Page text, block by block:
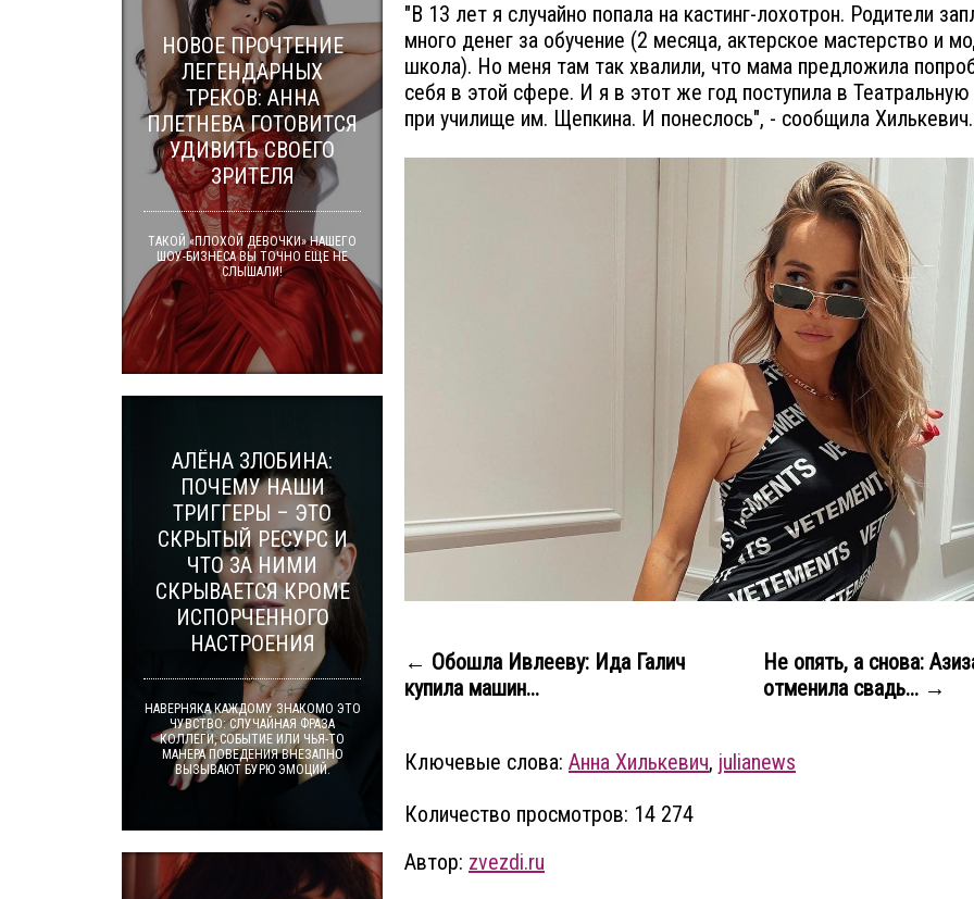
"В 13 лет я случайно попала на кастинг-лохотрон. Родители
много денег за обучение (2 месяца, актерское мастерство и
школа). Но меня там так хвалили, что мама предложила
себя в этой сфере. И я в этот же год поступила в
при училище им. Щепкина. И понеслось", - сообщила Хилькевич.
← Обошла Ивлееву: Ида Галич
купила машин...
Не опять, а снова:
отменила свадь... →
Ключевые слова: Анна Хилькевич, julianews
Количество просмотров: 14 274
Автор: zvezdi.ru
НОВОЕ ПРОЧТЕНИЕ
ЛЕГЕНДАРНЫХ
ТРЕКОВ: АННА
ПЛЕТНЕВА ГОТОВИТСЯ
УДИВИТЬ СВОЕГО
ЗРИТЕЛЯ
ТАКОЙ «ПЛОХОЙ ДЕВОЧКИ» НАШЕГО
ШОУ-БИЗНЕСА ВЫ ТОЧНО ЕЩЕ НЕ
СЛЫШАЛИ!
АЛЁНА ЗЛОБИНА:
ПОЧЕМУ НАШИ
ТРИГГЕРЫ – ЭТО
СКРЫТЫЙ РЕСУРС И
ЧТО ЗА НИМИ
СКРЫВАЕТСЯ КРОМЕ
ИСПОРЧЕННОГО
НАСТРОЕНИЯ
НАВЕРНЯКА КАЖДОМУ ЗНАКОМО ЭТО
ЧУВСТВО: СЛУЧАЙНАЯ ФРАЗА
КОЛЛЕГИ, СОБЫТИЕ ИЛИ ЧЬЯ-ТО
МАНЕРА ПОВЕДЕНИЯ ВНЕЗАПНО
ВЫЗЫВАЮТ БУРЮ ЭМОЦИЙ.